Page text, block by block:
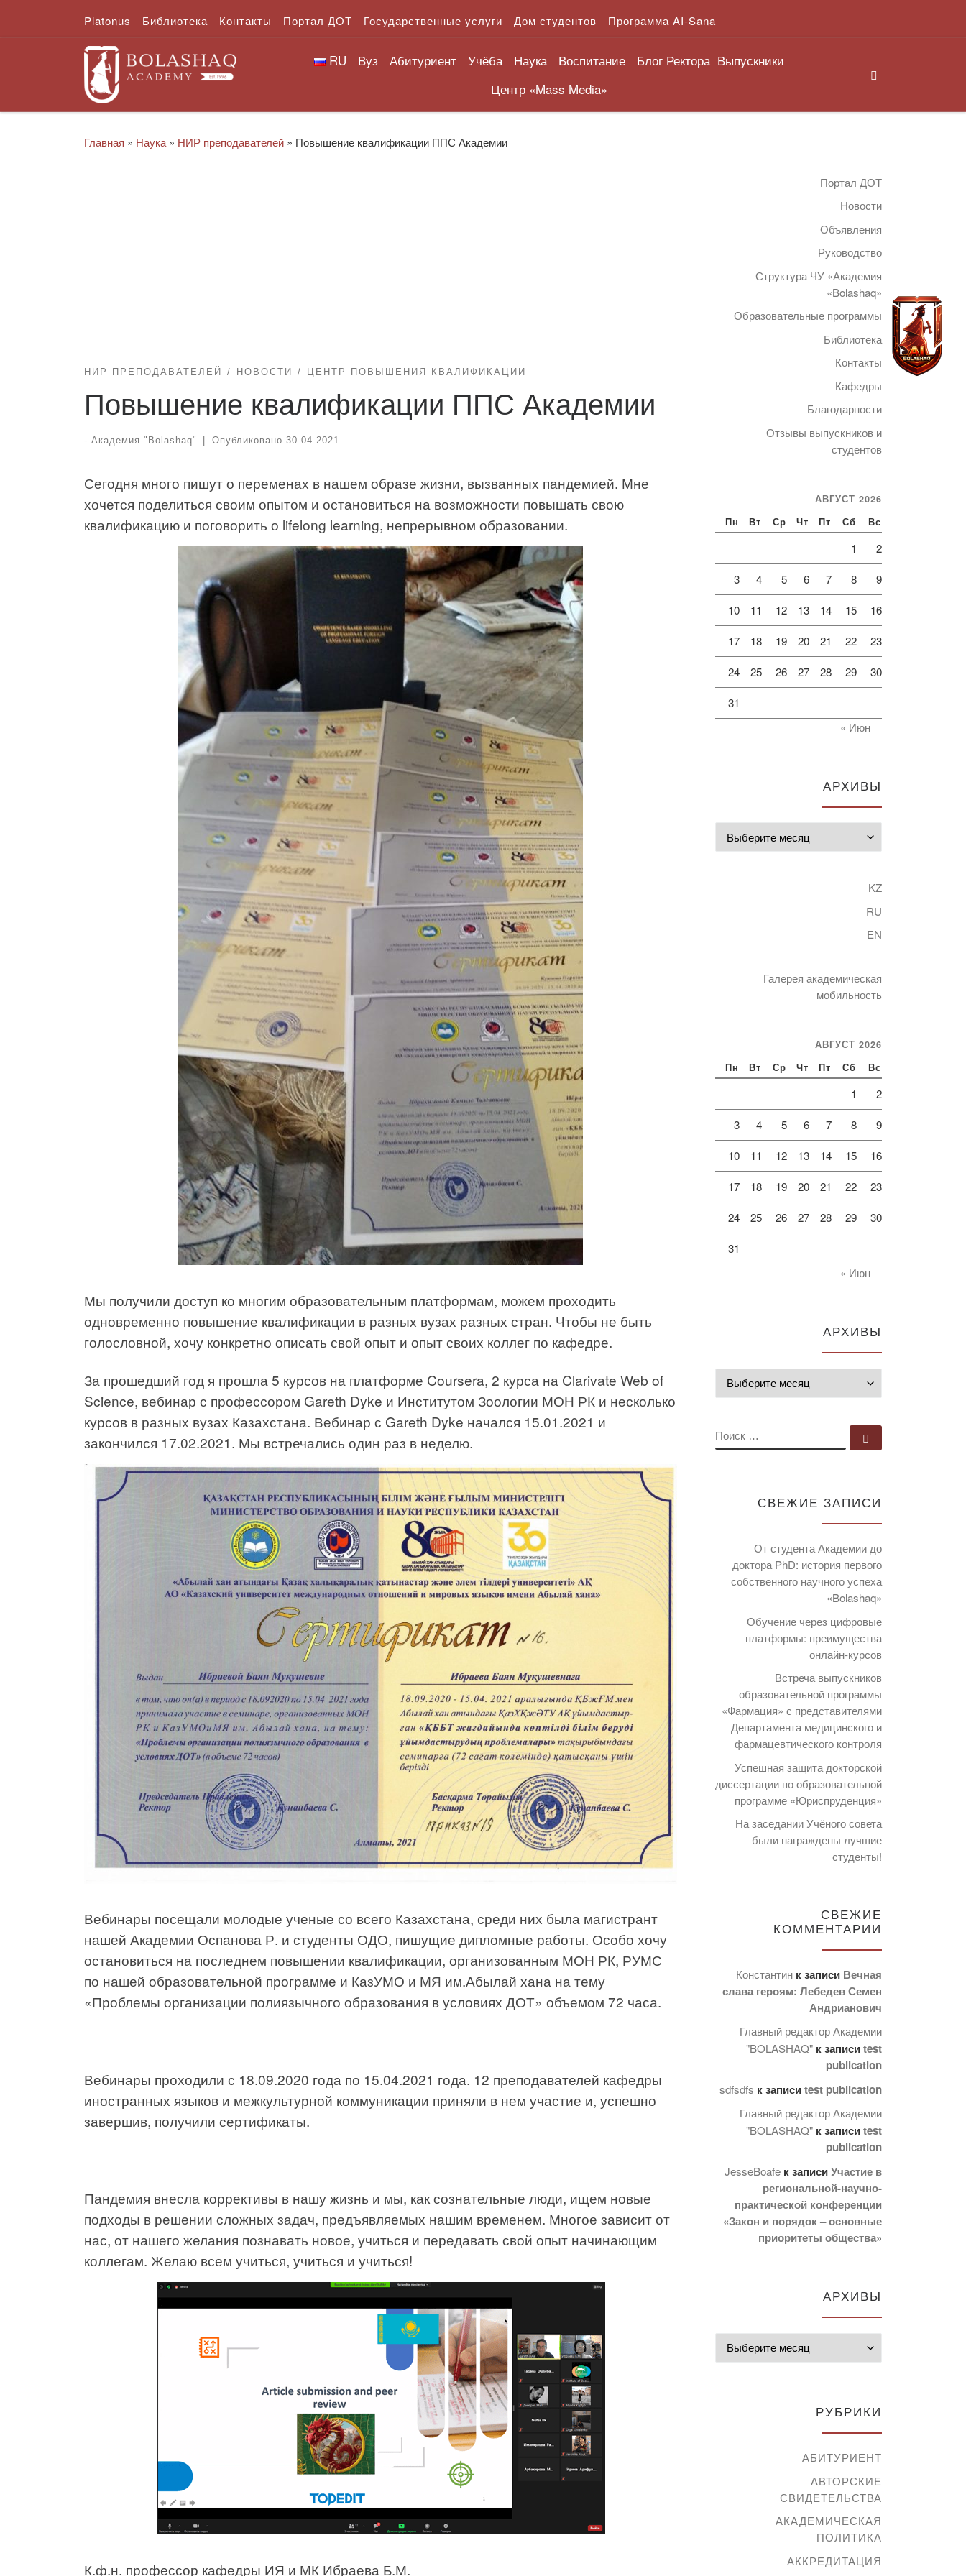
Перейти к содержимому
Platonus Библиотека Контакты Портал ДОТ Государственные услуги Дом студентов Программа AI-Sana
RU Вуз Абитуриент Учёба Наука Воспитание Блог Ректора Выпускники
Центр «Mass Media»
Главная » Наука » НИР преподавателей » Повышение квалификации ППС Академии
НИР ПРЕПОДАВАТЕЛЕЙ НОВОСТИ ЦЕНТР ПОВЫШЕНИЯ КВАЛИФИКАЦИИ
Повышение квалификации ППС Академии
- Академия "Bolashaq" Опубликовано 30.04.2021
Сегодня много пишут о переменах в нашем образе жизни, вызванных пандемией. Мне
хочется поделиться своим опытом и остановиться на возможности повышать свою
квалификацию и поговорить о lifelong learning, непрерывном образовании.
Мы получили доступ ко многим образовательным платформам, можем проходить
одновременно повышение квалификации в разных вузах разных стран. Чтобы не быть
голословной, хочу конкретно описать свой опыт и опыт своих коллег по кафедре.
За прошедший год я прошла 5 курсов на платформе Coursera, 2 курса на Clarivate Web of
Science, вебинар с профессором Gareth Dyke и Институтом Зоологии МОН РК и несколько
курсов в разных вузах Казахстана. Вебинар с Gareth Dyke начался 15.01.2021 и
закончился 17.02.2021. Мы встречались один раз в неделю.
Вебинары посещали молодые ученые со всего Казахстана, среди них была магистрант
нашей Академии Оспанова Р. и студенты ОДО, пишущие дипломные работы. Особо хочу
остановиться на последнем повышении квалификации, организованным МОН РК, РУМС
по нашей образовательной программе и КазУМО и МЯ им.Абылай хана на тему
«Проблемы организации полиязычного образования в условиях ДОТ» объемом 72 часа.
Вебинары проходили с 18.09.2020 года по 15.04.2021 года. 12 преподавателей кафедры
иностранных языков и межкультурной коммуникации приняли в нем участие и, успешно
завершив, получили сертификаты.
Пандемия внесла коррективы в нашу жизнь и мы, как сознательные люди, ищем новые
подходы в решении сложных задач, предъявляемых нашим временем. Многое зависит от
нас, от нашего желания познавать новое, учиться и передавать свой опыт начинающим
коллегам. Желаю всем учиться, учиться и учиться!
К.ф.н. профессор кафедры ИЯ и МК Ибраева Б.М.
Портал ДОТ
Новости
Объявления
Руководство
Структура ЧУ «Академия
«Bolashaq»
Образовательные программы
Библиотека
Контакты
Кафедры
Благодарности
Отзывы выпускников и
студентов
АВГУСТ 2026
Пн Вт Ср Чт Пт Сб Вс
1 2
3 4 5 6 7 8 9
10 11 12 13 14 15 16
17 18 19 20 21 22 23
24 25 26 27 28 29 30
31
« Июн
АРХИВЫ
KZ
RU
EN
Галерея академическая
мобильность
АВГУСТ 2026
Пн Вт Ср Чт Пт Сб Вс
1 2
3 4 5 6 7 8 9
10 11 12 13 14 15 16
17 18 19 20 21 22 23
24 25 26 27 28 29 30
31
« Июн
АРХИВЫ
ПОИСК
СВЕЖИЕ ЗАПИСИ
От студента Академии до
доктора PhD: история первого
собственного научного успеха
«Bolashaq»
Обучение через цифровые
платформы: преимущества
онлайн-курсов
Встреча выпускников
образовательной программы
«Фармация» с представителями
Департамента медицинского и
фармацевтического контроля
Успешная защита докторской
диссертации по образовательной
программе «Юриспруденция»
На заседании Учёного совета
были награждены лучшие
студенты!
СВЕЖИЕ
КОММЕНТАРИИ
Константин к записи Вечная
слава героям: Лебедев Семен
Андрианович
Главный редактор Академии
"BOLASHAQ" к записиtest
publication
sdfsdfs к записиtest publication
Главный редактор Академии
"BOLASHAQ" к записиtest
publication
JesseBoafe к записиУчастие в
региональной-научно-
практической конференции
«Закон и порядок – основные
приоритеты общества»
АРХИВЫ
РУБРИКИ
АБИТУРИЕНТ
АВТОРСКИЕ
СВИДЕТЕЛЬСТВА
АКАДЕМИЧЕСКАЯ
ПОЛИТИКА
АККРЕДИТАЦИЯ